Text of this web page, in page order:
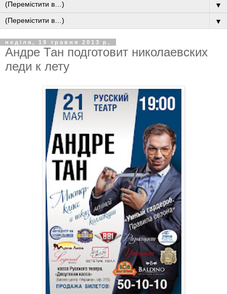
▼
▼
неділя, 19 травня 2013 р.
Андре Тан подготовит николаевских
леди к лету